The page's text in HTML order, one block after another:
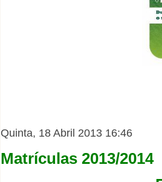
Quinta, 18 Abril 2013 16:46
Matrículas 2013/2014